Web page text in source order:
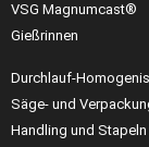
VSG Magnumcast®
Gießrinnen
Durchlauf-
Säge- und
Handling und Stapeln